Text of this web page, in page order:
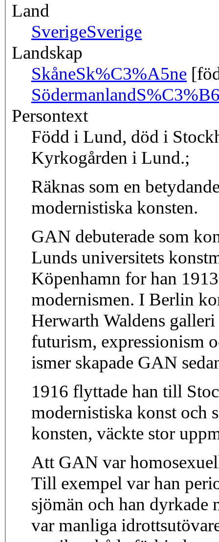
Land
SverigeSverige
Landskap
SkåneSk%C3%A5ne
Södermanland
Persontext
Född i Lund, död i
Kyrkogården i Lund.;
Räknas som en
modernistiska konsten.
GAN debuterade som
Lunds universitets
Köpenhamn for han
modernismen. I Berlin
Herwarth Waldens
futurism, expressionism
ismer skapade GAN
1916 flyttade han till
modernistiska konst och
konsten, väckte stor
Att GAN var
Till exempel var han
sjömän och han
var manliga